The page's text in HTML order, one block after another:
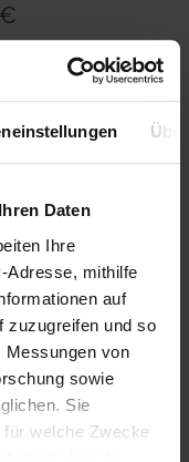
Daten
Ihre
Adresse, mithilfe
auf
zuzugreifen und so
Messungen von
sowie
Sie
welche Zwecke
über die
Halsteil navy